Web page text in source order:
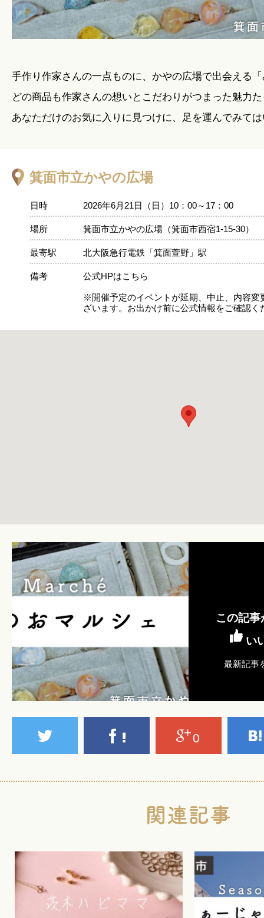
暮らしのメンテナンス
お知らせ
私たちのこと
手作り作家さんの一点ものに、かやの広場で出会える
どの商品も作家さんの想いとこだわりがつまった魅力
あなただけのお気に入りに見つけに、足を運んでみて
箕面市立かやの広場
日時 2026年6月21日（日）10：00～17：00
場所 箕面市立かやの広場（箕面市西宿1-15-30）
最寄駅 北大阪急行電鉄「箕面萱野」駅
備考 公式HPはこちら
※開催予定のイベントが延期、中止、内容変
ざいます。お出かけ前に公式情報をご確認く
この記
い
最新記事
0